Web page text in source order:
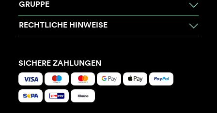
GRUPPE
RECHTLICHE HINWEISE
SICHERE ZAHLUNGEN